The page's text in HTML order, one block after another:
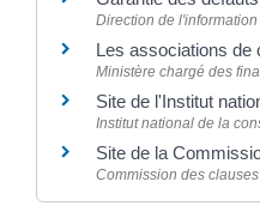
Direction de
Les associations de
Ministère chargé des
Site de l'Institut
Institut national de la
Site de la
Commission des